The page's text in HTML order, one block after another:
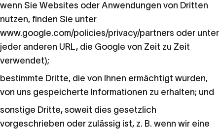
wenn Sie Websites oder Anwendungen von Dritten
nutzen, finden Sie unter
www.google.com/policies/privacy/partners oder unter
jeder anderen URL, die Google von Zeit zu Zeit
verwendet);
bestimmte Dritte, die von Ihnen ermächtigt wurden,
von uns gespeicherte Informationen zu erhalten; und
sonstige Dritte, soweit dies gesetzlich
vorgeschrieben oder zulässig ist, z. B. wenn wir eine